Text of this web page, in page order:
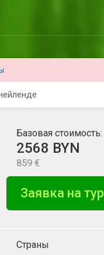
Базовая стоимость:
2568 BYN
859 €
Заявка на тур
Страны